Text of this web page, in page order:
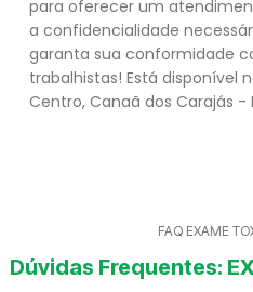
para oferecer um
a confidencialidade
garanta sua conformidade
trabalhistas! Está disponível
Centro, Canaã dos Carajás -
FAQ EXAME
Dúvidas Frequentes: